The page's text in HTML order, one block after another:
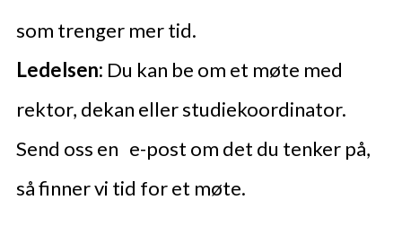
som trenger mer tid.
Ledelsen: Du kan be om et møte med
rektor, dekan eller studiekoordinator.
Send oss en e-post om det du tenker på,
så finner vi tid for et møte.